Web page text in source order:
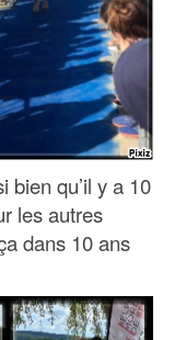
bien qu’il y a 10
les autres
dans 10 ans